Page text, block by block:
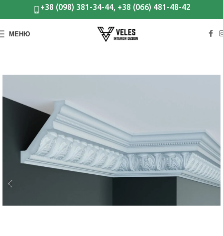
+38 (098) 381-34-44, +38 (066) 481-48-42
МЕНЮ